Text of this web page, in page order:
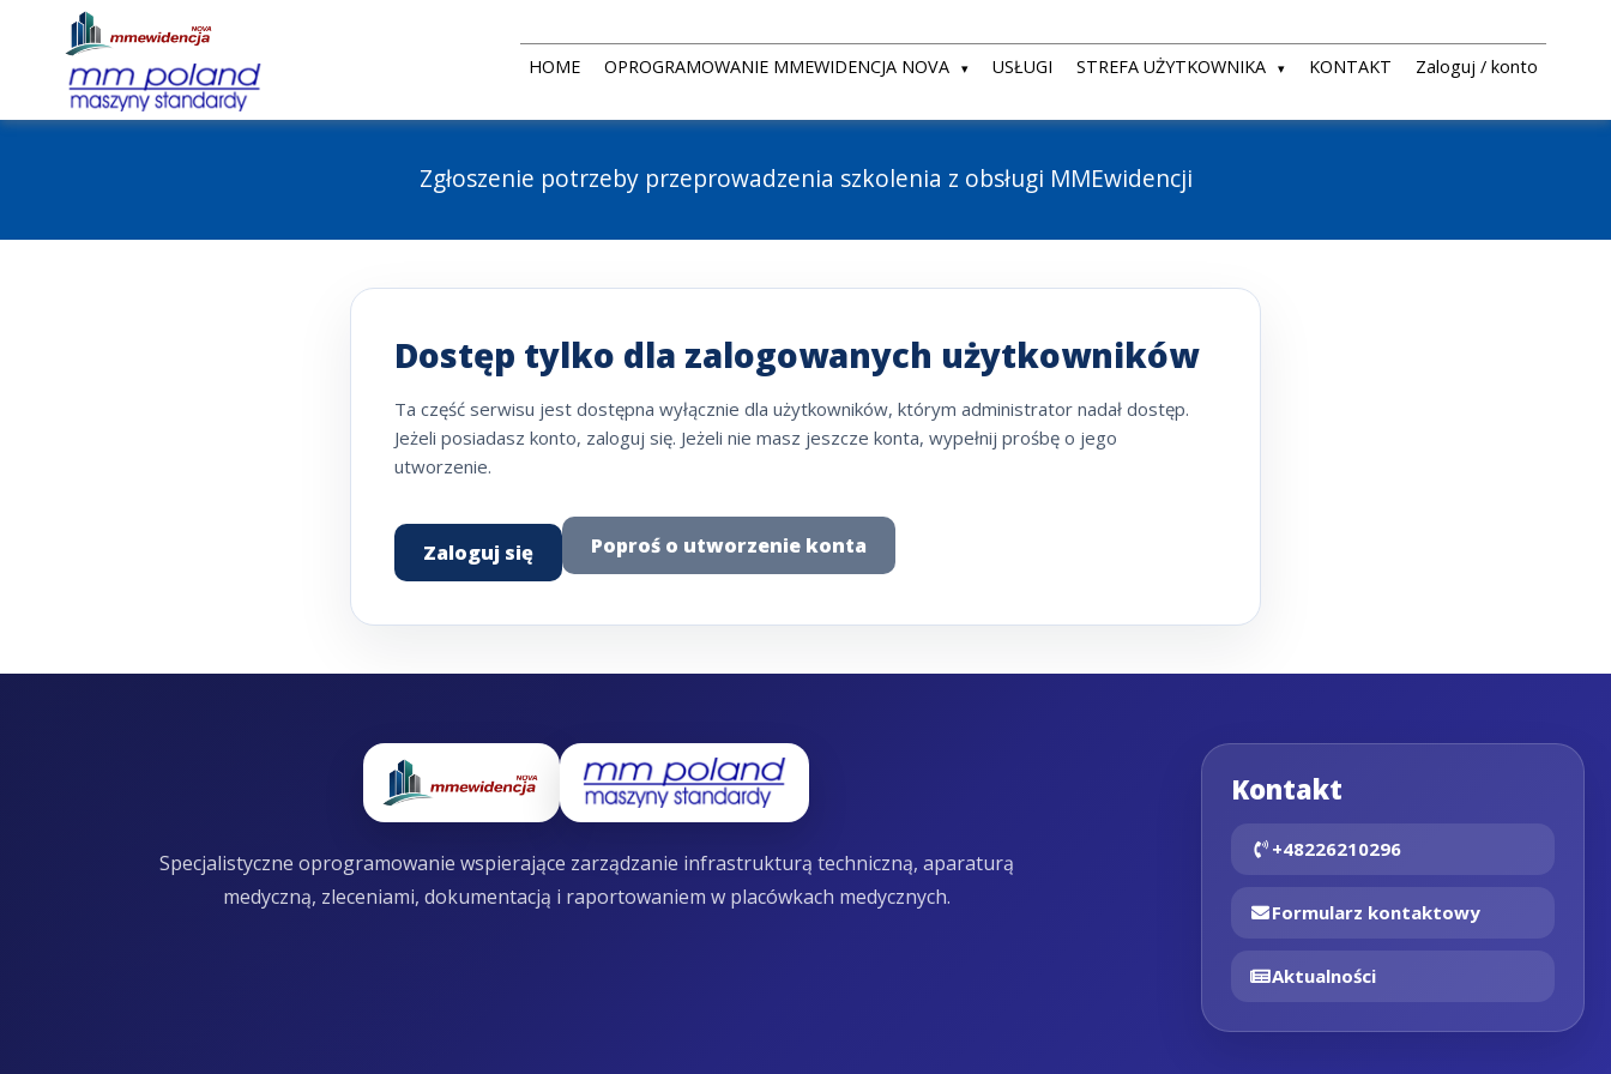
HOME OPROGRAMOWANIE MMEWIDENCJA NOVA USŁUGI STREFA UŻYTKOWNIKA KONTAKT Zaloguj / konto
Zgłoszenie potrzeby przeprowadzenia szkolenia z obsługi MMEwidencji
Dostęp tylko dla zalogowanych użytkowników
Ta część serwisu jest dostępna wyłącznie dla użytkowników, którym administrator nadał dostęp.
Jeżeli posiadasz konto, zaloguj się. Jeżeli nie masz jeszcze konta, wypełnij prośbę o jego
utworzenie.
Zaloguj się Poproś o utworzenie konta
Specjalistyczne oprogramowanie wspierające zarządzanie infrastrukturą techniczną, aparaturą
medyczną, zleceniami, dokumentacją i raportowaniem w placówkach medycznych.
Kontakt
+48226210296
Formularz kontaktowy
Aktualności